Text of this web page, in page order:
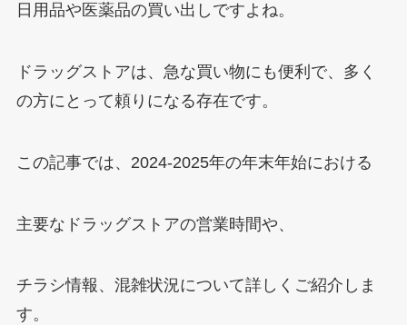
日用品や医薬品の買い出しですよね。
ドラッグストアは、急な買い物にも便利で、多く
の方にとって頼りになる存在です。
この記事では、2024-2025年の年末年始における
主要なドラッグストアの営業時間や、
チラシ情報、混雑状況について詳しくご紹介しま
す。